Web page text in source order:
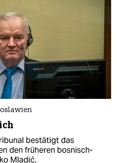
bestätigt das
den früheren bosnisch-
Mladić.